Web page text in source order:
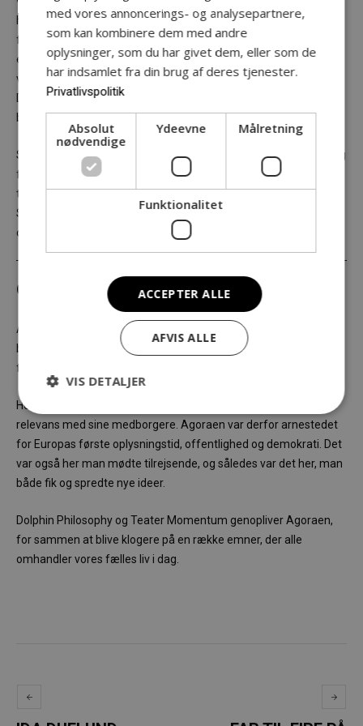
hvem man er, alt sammen fordi man føler sig grundlæggende
forkert, ikke som de andre, ikke værd at elske. Skammen er også
en social magtform, hvor den enkelte tilpasses normerne,
værdige får som fortjent, og de uværdige skubbes ud i mørket.
Den er et politisk redskab og regulerer menneskelig adfærd
bedre end noget andet magtmiddel.
Skammen er central for al psykisk patologi, da den har betydning
for vores forbindelse til andre og dermed vores fundamentale
tryghed og udfoldelse i verden. I denne talk vil Kristoffer
Steensgaard dykke ned i skammens magttag i både vores psyke
og i vores sociale relationer.
OM ODENSE AGORA
Agoraen var det centrale torv og samlingssted i de græske
bystater, hvor kulturelle, politiske, forretningsmæssige og
filosofiske møder fandt sted.
Her kunne alle stille sig frem og debattere et emne af fælles
relevans med sine medborgere. Agoraen var derfor arnestedet
for Europas første oplysningstid, offentlighed og demokrati. Det
var også her man mødte tilrejsende, og således var det her, man
både fik og spredte nye ideer.
Dolphin Philosophy og Teater Momentum genopliver Agoraen,
for sammen at blive klogere på en række emner, der alle
omhandler vores fælles liv i dag.
med vores annoncerings- og analysepartnere,
som kan kombinere dem med andre
oplysninger, som du har givet dem, eller som de
har indsamlet fra din brug af deres tjenester.
Privatlivspolitik
Absolut
nødvendige
Ydeevne Målretning
Funktionalitet
ACCEPTER ALLE
AFVIS ALLE
VIS DETALJER